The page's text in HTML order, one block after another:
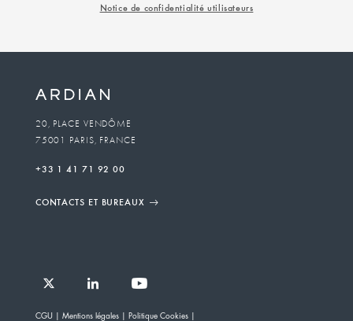
Notice de confidentialité utilisateurs
20, PLACE VENDÔME
75001 PARIS, FRANCE
+33 1 41 71 92 00
CONTACTS ET BUREAUX
CGU Mentions légales Politique Cookies